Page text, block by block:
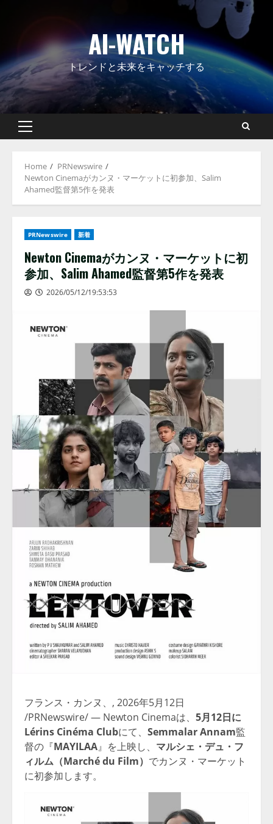
AI-WATCH
トレンドと未来をキャッチする
Primary
Home
PRNewswire
Newton Cinemaがカンヌ・マーケットに初参加、Salim
Ahamed監督第5作を発表
PRNewswire 新着
Newton Cinemaがカンヌ・マーケットに初
参加、Salim Ahamed監督第5作を発表
2026/05/12/19:53:53
フランス・カンヌ、 , 2026年5月12日
/PRNewswire/ — Newton Cinemaは、 5月12日に
Lérins Cinéma Clubにて、 Semmalar Annam監
督の『MAYILAA』を上映し、 マルシェ・デュ・フ
ィルム（Marché du Film） でカンヌ・マーケット
に初参加します。